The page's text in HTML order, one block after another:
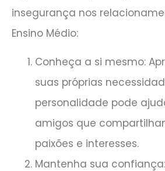
insegurança nos
Ensino Médio:
Conheça a si mesmo:
suas próprias
personalidade pode
amigos que
paixões e interesses.
Mantenha sua